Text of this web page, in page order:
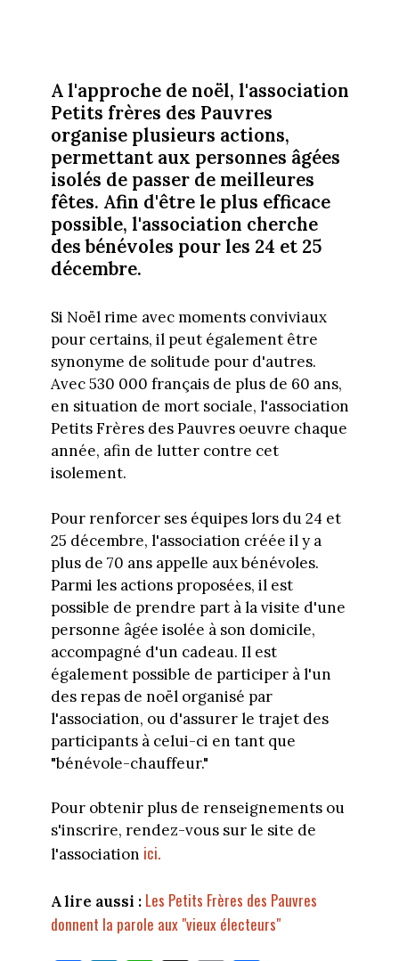
A l'approche de noël, l'association
Petits frères des Pauvres
organise plusieurs actions,
permettant aux personnes âgées
isolés de passer de meilleures
fêtes. Afin d'être le plus efficace
possible, l'association cherche
des bénévoles pour les 24 et 25
décembre.
Si Noël rime avec moments conviviaux
pour certains, il peut également être
synonyme de solitude pour d'autres.
Avec 530 000 français de plus de 60 ans,
en situation de mort sociale, l'association
Petits Frères des Pauvres oeuvre chaque
année, afin de lutter contre cet
isolement.
Pour renforcer ses équipes lors du 24 et
25 décembre, l'association créée il y a
plus de 70 ans appelle aux bénévoles.
Parmi les actions proposées, il est
possible de prendre part à la visite d'une
personne âgée isolée à son domicile,
accompagné d'un cadeau. Il est
également possible de participer à l'un
des repas de noël organisé par
l'association, ou d'assurer le trajet des
participants à celui-ci en tant que
"bénévole-chauffeur."
Pour obtenir plus de renseignements ou
s'inscrire, rendez-vous sur le site de
l'association ici.
A lire aussi : Les Petits Frères des Pauvres
donnent la parole aux "vieux électeurs"